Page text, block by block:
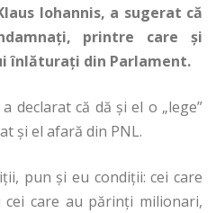
Iohannis, a sugerat că
printre care şi
înlăturaţi din Parlament.
declarat că dă şi el o „lege”
şi el afară din PNL.
pun şi eu condiţii: cei care
care au părinţi milionari,